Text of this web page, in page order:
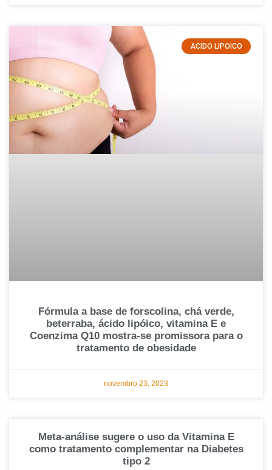
ACIDO LIPOICO
Fórmula a base de forscolina, chá verde,
beterraba, ácido lipóico, vitamina E e
Coenzima Q10 mostra-se promissora para o
tratamento de obesidade
novembro 23, 2023
Meta-análise sugere o uso da Vitamina E
como tratamento complementar na Diabetes
tipo 2